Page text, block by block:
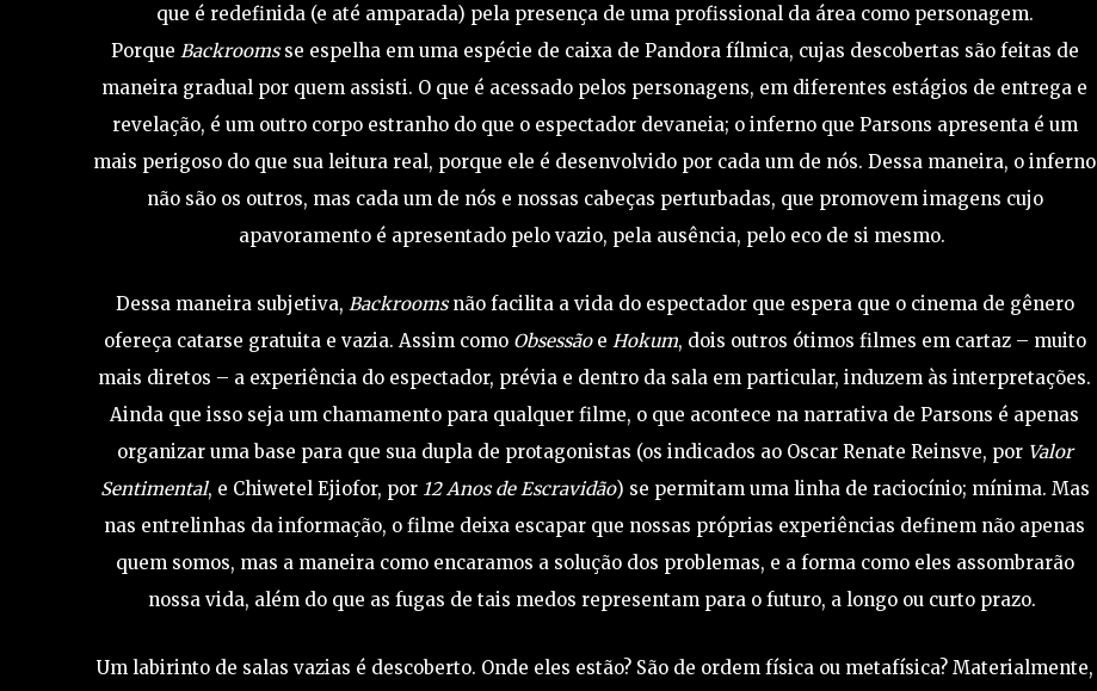
que é redefinida (e até amparada) pela presença de uma profissional da área como personagem.
Porque Backroomsse espelha em uma espécie de caixa de Pandora fílmica, cujas descobertas são feitas de
maneira gradual por quem assisti. O que é acessado pelos personagens, em diferentes estágios de entrega e
revelação, é um outro corpo estranho do que o espectador devaneia; o inferno que Parsons apresenta é um
mais perigoso do que sua leitura real, porque ele é desenvolvido por cada um de nós. Dessa maneira, o inferno
não são os outros, mas cada um de nós e nossas cabeças perturbadas, que promovem imagens cujo
apavoramento é apresentado pelo vazio, pela ausência, pelo eco de si mesmo.
Dessa maneira subjetiva, Backroomsnão facilita a vida do espectador que espera que o cinema de gênero
ofereça catarse gratuita e vazia. Assim como Obsessão e Hokum, dois outros ótimos filmes em cartaz – muito
mais diretos – a experiência do espectador, prévia e dentro da sala em particular, induzem às interpretações.
Ainda que isso seja um chamamento para qualquer filme, o que acontece na narrativa de Parsons é apenas
organizar uma base para que sua dupla de protagonistas (os indicados ao Oscar Renate Reinsve, por Valor
Sentimental, e Chiwetel Ejiofor, por 12 Anos de Escravidão) se permitam uma linha de raciocínio; mínima. Mas
nas entrelinhas da informação, o filme deixa escapar que nossas próprias experiências definem não apenas
quem somos, mas a maneira como encaramos a solução dos problemas, e a forma como eles assombrarão
nossa vida, além do que as fugas de tais medos representam para o futuro, a longo ou curto prazo.
Um labirinto de salas vazias é descoberto. Onde eles estão? São de ordem física ou metafísica? Materialmente,